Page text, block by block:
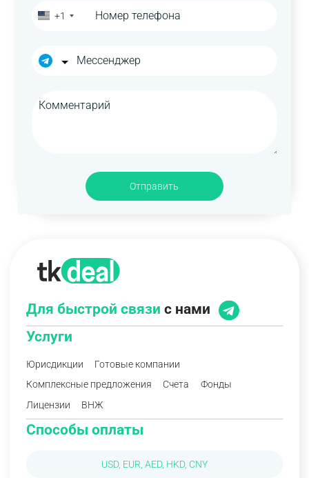
+1
Отправить
Услуги
Юрисдикции
Готовые компании
Комплексные предложения
Счета
Фонды
Лицензии
ВНЖ
Способы оплаты
USD, EUR, AED, HKD, CNY
Для быстрой связи с нами